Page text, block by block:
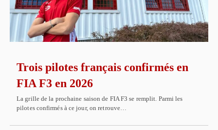
Trois pilotes français confirmés en
FIA F3 en 2026
La grille de la prochaine saison de FIA F3 se remplit. Parmi les
pilotes confirmés à ce jour, on retrouve…